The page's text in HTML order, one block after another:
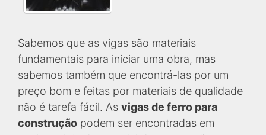
Sabemos que as vigas são materiais
fundamentais para iniciar uma obra, mas
sabemos também que encontrá-las por um
preço bom e feitas por materiais de qualidade
não é tarefa fácil. As vigas de ferro para
construção podem ser encontradas em